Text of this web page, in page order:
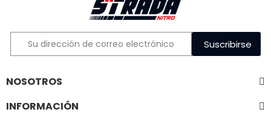
Suscribirse
NOSOTROS
INFORMACIÓN